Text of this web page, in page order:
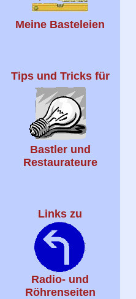
Meine Basteleien
Tips und Tricks für
Bastler und
Restaurateure
Links zu
Radio- und
Röhrenseiten